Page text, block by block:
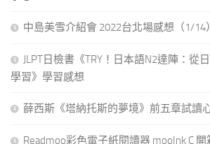
中島美雪介紹會 2022台北場感想（1/14）
JLPT日檢書《TRY！日本語N2達陣：從
學習》學習感想
薛西斯《塔納托斯的夢境》前五章試讀
Readmoo彩色電子紙閱讀器 mooInk C